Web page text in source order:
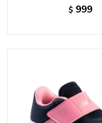
$ 999